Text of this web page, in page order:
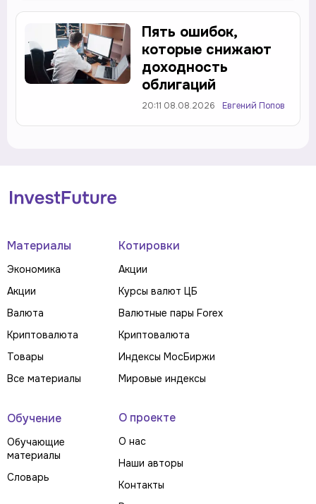
Пять ошибок,
которые снижают
доходность
облигаций
20:11 08.08.2026 Евгений Попов
Материалы
Экономика
Акции
Валюта
Криптовалюта
Товары
Все материалы
Котировки
Акции
Курсы валют ЦБ
Валютные пары Forex
Криптовалюта
Индексы МосБиржи
Мировые индексы
Обучение
Обучающие
материалы
Словарь
О проекте
О нас
Наши авторы
Контакты